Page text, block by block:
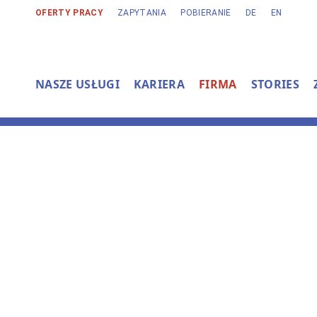
OFERTY PRACY ZAPYTANIA POBIERANIE DE EN
NASZE USŁUGI KARIERA FIRMA STORIES